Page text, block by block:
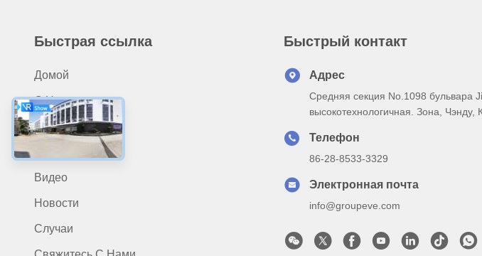
Быстрая ссылка
Домой
О Нас
Продукты
Применение
Видео
Новости
Случаи
Быстрый контакт
Адрес
Средняя секция No.1098 бульвара
высокотехнологичная. Зона, Чэнду,
Телефон
86-28-8533-3329
Электронная почта
info@groupeve.com